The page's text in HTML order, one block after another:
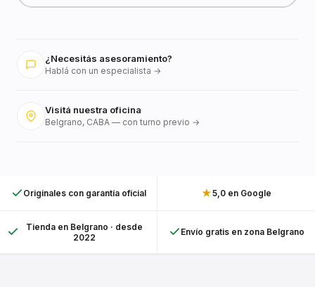
¿Necesitás asesoramiento?
Hablá con un especialista →
Visitá nuestra oficina
Belgrano, CABA — con turno previo →
Originales con garantía oficial ★5,0 en Google
Tienda en Belgrano · desde
2022
Envío gratis en zona Belgrano